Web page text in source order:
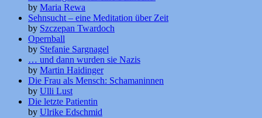
by Maria Rewa
Sehnsucht – eine Meditation über Zeit
by Szczepan Twardoch
Opernball
by Stefanie Sargnagel
… und dann wurden sie Nazis
by Martin Haidinger
Die Frau als Mensch: Schamaninnen
by Ulli Lust
Die letzte Patientin
by Ulrike Edschmid